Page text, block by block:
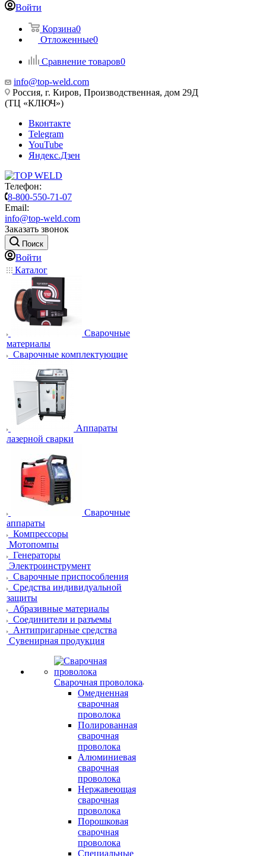
Войти
Корзина0
Отложенные0
Сравнение товаров0
info@top-weld.com
Россия, г. Киров, Производственная, дом 29Д
(ТЦ «КЛЮЧ»)
Вконтакте
Telegram
YouTube
Яндекс.Дзен
Телефон:
8-800-550-71-07
Email:
info@top-weld.com
Заказать звонок
Поиск
Войти
Каталог
Сварочные
материалы
Сварочные комплектующие
Аппараты
лазерной сварки
Сварочные
аппараты
Компрессоры
Мотопомпы
Генераторы
Электроинструмент
Сварочные приспособления
Средства индивидуальной
защиты
Абразивные материалы
Соединители и разъемы
Антипригарные средства
Сувенирная продукция
Сварочная проволока
Омедненная
сварочная
проволока
Полированная
сварочная
проволока
Алюминиевая
сварочная
проволока
Нержавеющая
сварочная
проволока
Порошковая
сварочная
проволока
Специальные